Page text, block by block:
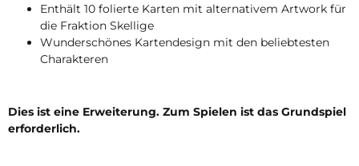
Enthält 10 folierte Karten mit alternativem Artwork für
die Fraktion Skellige
Wunderschönes Kartendesign mit den beliebtesten
Charakteren
Dies ist eine Erweiterung. Zum Spielen ist das Grundspiel
erforderlich.